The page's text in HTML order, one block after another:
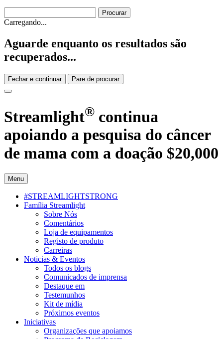
Carregando...
Aguarde enquanto os resultados são
recuperados...
Fechar e continuar Pare de procurar
Streamlight® continua
apoiando a pesquisa do câncer
de mama com a doação $20,000
Menu
#STREAMLIGHTSTRONG
Família Streamlight
Sobre Nós
Comentários
Loja de equipamentos
Registo de produto
Carreiras
Noticias & Eventos
Todos os blogs
Comunicados de imprensa
Destaque em
Testemunhos
Kit de mídia
Próximos eventos
Iniciativas
Organizações que apoiamos